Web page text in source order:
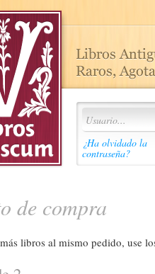
¿Ha olvidado la
contraseña?
de compra
libros al mismo pedido, use